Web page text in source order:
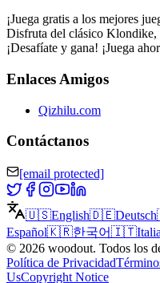
¡Juega gratis a los mejores
Disfruta del clásico Klondike,
¡Desafíate y gana! ¡Juega
Enlaces Amigos
Qizhilu.com
Contáctanos
[email protected]
🇺🇸English🇩🇪Deutsch
Español🇰🇷한국어🇮🇹
© 2026 woodout. Todos los
Política de Privacidad
UsCopyright Notice